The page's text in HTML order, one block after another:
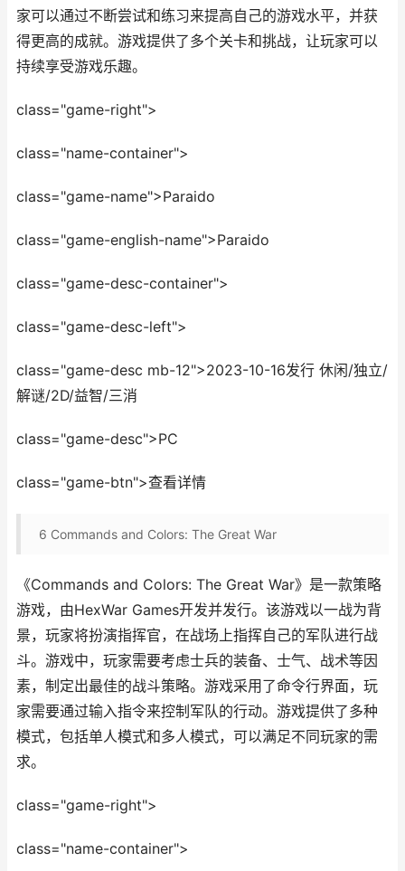
家可以通过不断尝试和练习来提高自己的游戏水平，并获
得更高的成就。游戏提供了多个关卡和挑战，让玩家可以
持续享受游戏乐趣。
class="game-right">
class="name-container">
class="game-name">Paraido
class="game-english-name">Paraido
class="game-desc-container">
class="game-desc-left">
class="game-desc mb-12">2023-10-16发行 休闲/独立/
解谜/2D/益智/三消
class="game-desc">PC
class="game-btn">查看详情
6 Commands and Colors: The Great War
《Commands and Colors: The Great War》是一款策略
游戏，由HexWar Games开发并发行。该游戏以一战为背
景，玩家将扮演指挥官，在战场上指挥自己的军队进行战
斗。游戏中，玩家需要考虑士兵的装备、士气、战术等因
素，制定出最佳的战斗策略。游戏采用了命令行界面，玩
家需要通过输入指令来控制军队的行动。游戏提供了多种
模式，包括单人模式和多人模式，可以满足不同玩家的需
求。
class="game-right">
class="name-container">